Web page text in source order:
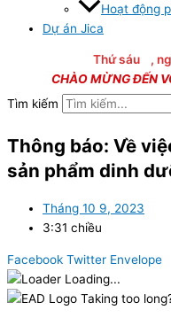
Hoạt động
Dự án Jica
Thứ sáu ,
CHÀO MỪNG ĐẾN VỚI
Tìm kiếm
Thông báo: Về
sản phẩm dinh
Tháng 10 9, 2023
3:31 chiều
Facebook Twitter Envelope
Loading...
Taking too